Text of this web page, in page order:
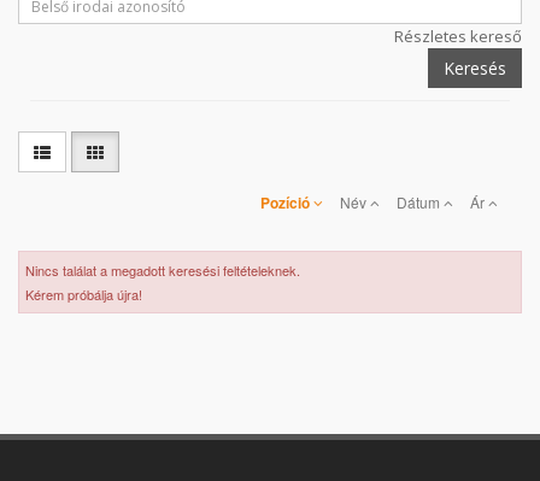
Részletes kereső
Keresés
Pozíció Név Dátum Ár
Nincs találat a megadott keresési feltételeknek.
Kérem próbálja újra!